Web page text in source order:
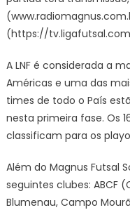
(https://
A LNF é considerada a
Américas e uma das
times de todo o País
nesta primeira fase. Os
classificam para os
Além do Magnus Futsal
seguintes clubes: ABCF
Blumenau, Campo